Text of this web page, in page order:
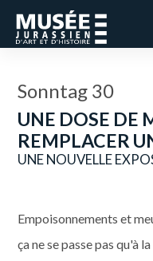
Sonntag 30
UNE DOSE DE
REMPLACER
UNE NOUVELLE
Empoisonnements et
ça ne se passe pas qu'à